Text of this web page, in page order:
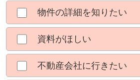
物件の詳細を知りたい
資料がほしい
不動産会社に行きたい